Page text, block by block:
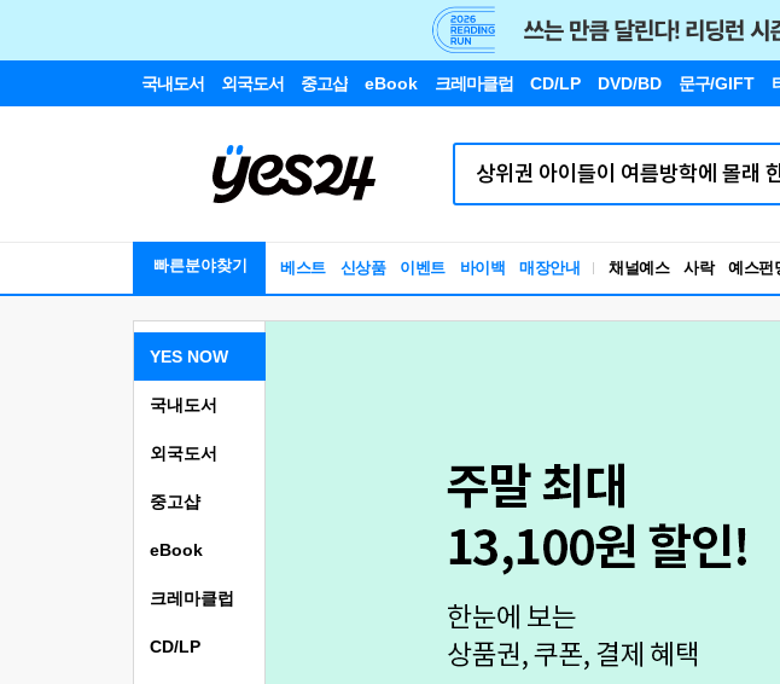
국내도서 외국도서 중고샵 eBook 크레마클럽 CD/LP DVD/BD 문구/GIFT
빠른분야찾기 베스트 신상품 이벤트 바이백 매장안내 채널예스 사락 예스펀
YES NOW
국내도서
외국도서
중고샵
eBook
크레마클럽
CD/LP